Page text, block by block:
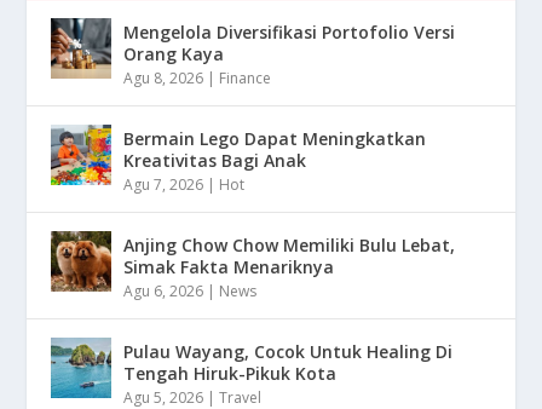
Mengelola Diversifikasi Portofolio Versi
Orang Kaya
Agu 8, 2026 | Finance
Bermain Lego Dapat Meningkatkan
Kreativitas Bagi Anak
Agu 7, 2026 | Hot
Anjing Chow Chow Memiliki Bulu Lebat,
Simak Fakta Menariknya
Agu 6, 2026 | News
Pulau Wayang, Cocok Untuk Healing Di
Tengah Hiruk-Pikuk Kota
Agu 5, 2026 |Travel